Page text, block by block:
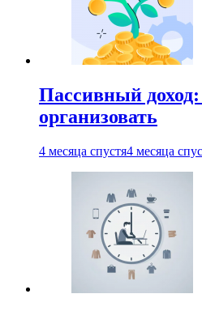
Пассивный доход:
организовать
4 месяца спустя4 месяца